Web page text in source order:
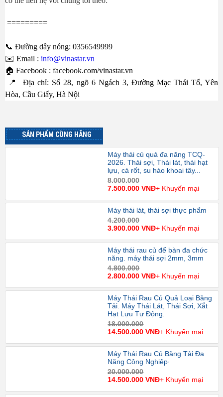
=========
📞 Đường dây nóng: 0356549999
✉️ Email : info@vinastar.vn
🏠 Facebook : facebook.com/vinastar.vn
📍 Địa chỉ: Số 28, ngõ 6 Ngách 3, Đường Mạc Thái Tổ, Yên
Hòa, Cầu Giấy, Hà Nội
SẢN PHẨM CÙNG HÃNG
Máy thái củ quả đa năng TCQ-
2026. Thái sợi, Thái lát, thái hạt
lựu, cà rốt, su hào khoai tây...
8.000.000
7.500.000 VNĐ+ Khuyến mại
Máy thái lát, thái sợi thực phẩm
4.200.000
3.900.000 VNĐ+ Khuyến mại
Máy thái rau củ để bàn đa chức
năng. máy thái sợi 2mm, 3mm
4.800.000
2.800.000 VNĐ+ Khuyến mại
Máy Thái Rau Củ Quả Loại Băng
Tải. Máy Thái Lát, Thái Sợi, Xắt
Hạt Lựu Tự Động.
18.000.000
14.500.000 VNĐ+ Khuyến mại
Máy Thái Rau Củ Băng Tải Đa
Năng Công Nghiêp·
20.000.000
14.500.000 VNĐ+ Khuyến mại